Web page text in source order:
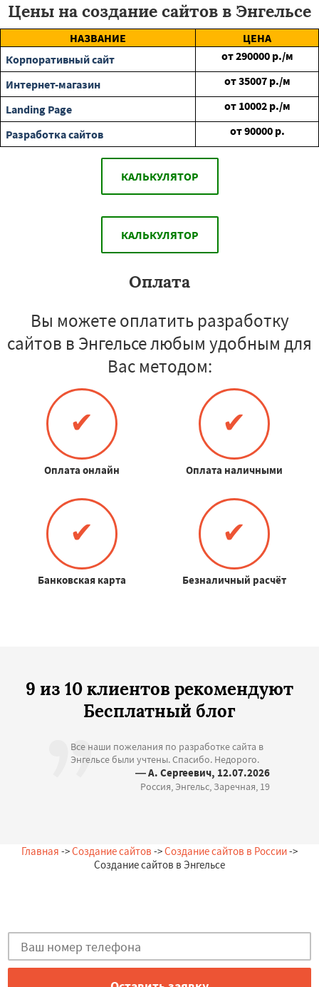
Цены на создание сайтов в Энгельсе
НАЗВАНИЕ
ЦЕНА
Корпоративный сайт
от290000 р./м
Интернет-магазин
от35007 р./м
Landing Page
от 10002 р./м
Разработка сайтов
от90000 р.
КАЛЬКУЛЯТОР
КАЛЬКУЛЯТОР
Оплата
Вы можете оплатить разработку
сайтов в Энгельсе любым удобным для
Вас методом:
✔
Оплата онлайн
✔
Оплата наличными
✔
Банковская карта
✔
Безналичный расчёт
9 из 10 клиентов рекомендуют
Бесплатный блог
Все наши пожелания по разработке сайта в
Энгельсе были учтены. Спасибо. Недорого.
— А. Сергеевич, 12.07.2026
Россия, Энгельс, Заречная, 19
Главная ->Создание сайтов ->Создание сайтов в России->
Создание сайтов в Энгельсе